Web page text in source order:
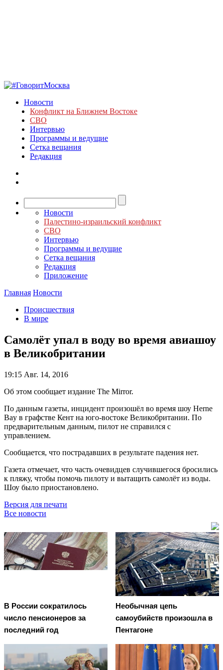
Новости
Конфликт на Ближнем Востоке
СВО
Интервью
Программы и ведущие
Сетка вещания
Редакция
Новости
Палестино-израильский конфликт
СВО
Интервью
Программы и ведущие
Сетка вещания
Редакция
Приложение
Главная Новости
Происшествия
В мире
Самолёт упал в воду во время авиашоу
в Великобритании
19:15 Авг. 14, 2016
Об этом сообщает издание The Mirror.
По данным газеты, инцидент произошёл во время шоу Herne
Bay в графстве Кент на юго-востоке Великобритании. По
предварительным данным, пилот не справился с
управлением.
Сообщается, что пострадавших в результате падения нет.
Газета отмечает, что часть очевидцев случившегося бросились
к пляжу, чтобы помочь пилоту и вытащить самолёт из воды.
Шоу было приостановлено.
Версия для печати
Все новости
В России сократилось
число пенсионеров за
последний год
Необычная цепь
самоубийств произошла в
Пентагоне